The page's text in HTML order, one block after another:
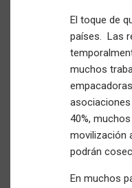
El toque de
países. Las
muchos
40%,
movilización
podrán
En muchos